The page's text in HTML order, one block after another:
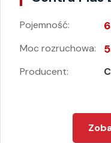
Pojemność:
Moc rozruchowa:
Producent: